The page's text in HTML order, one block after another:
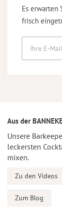
Es erwarten
frisch
Aus der
Unsere
leckersten
mixen.
Zu den Videos
Zum Blog